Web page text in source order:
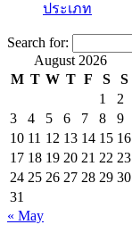
ประเภท
Search for:
August 2026
M T W T F S
S
1
2
3
4 5 6 7 8
9
10 11 12 13 14 15 16
17 18 19 20 21 22 23
24 25 26 27 28 29 30
31
« May